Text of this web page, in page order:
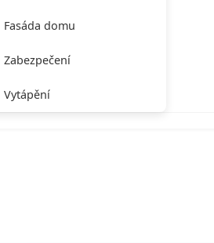
Fasáda domu
Zabezpečení
Vytápění